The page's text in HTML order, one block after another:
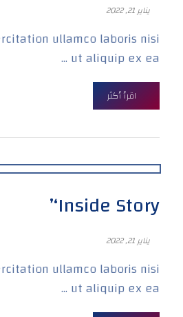
يناير 21, 2022
ullamco laboris nisi
ut aliquip ex ea ...
اقرأ أكثر
‘Inside Story’
يناير 21, 2022
ullamco laboris nisi
ut aliquip ex ea ...